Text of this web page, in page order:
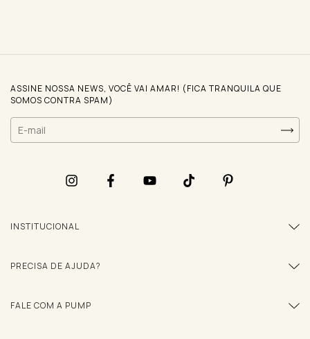
ASSINE NOSSA NEWS, VOCÊ VAI AMAR! (FICA TRANQUILA QUE
SOMOS CONTRA SPAM)
INSTITUCIONAL
PRECISA DE AJUDA?
FALE COM A PUMP